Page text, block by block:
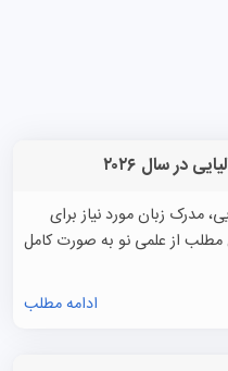
در سال ۲۰۲۶
مدرک زبان مورد نیاز برای
مطلب از علمی نو به صورت کامل
ادامه مطلب